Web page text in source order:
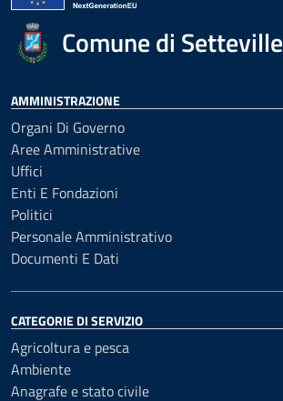
Comune di Setteville
AMMINISTRAZIONE
Organi Di Governo
Aree Amministrative
Uffici
Enti E Fondazioni
Politici
Personale Amministrativo
Documenti E Dati
CATEGORIE DI SERVIZIO
Agricoltura e pesca
Ambiente
Anagrafe e stato civile